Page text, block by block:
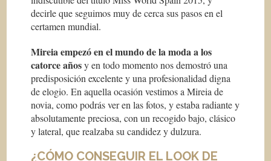
decirle que seguimos muy de cerca sus pasos en el
certamen mundial.
Mireia empezó en el mundo de la moda a los
catorce añosy en todo momento nos demostró una
predisposición excelente y una profesionalidad digna
de elogio. En aquella ocasión vestimos a Mireia de
novia, como podrás ver en las fotos, y estaba radiante y
absolutamente preciosa, con un recogido bajo, clásico
y lateral, que realzaba su candidez y dulzura.
¿CÓMO CONSEGUIR EL LOOK DE